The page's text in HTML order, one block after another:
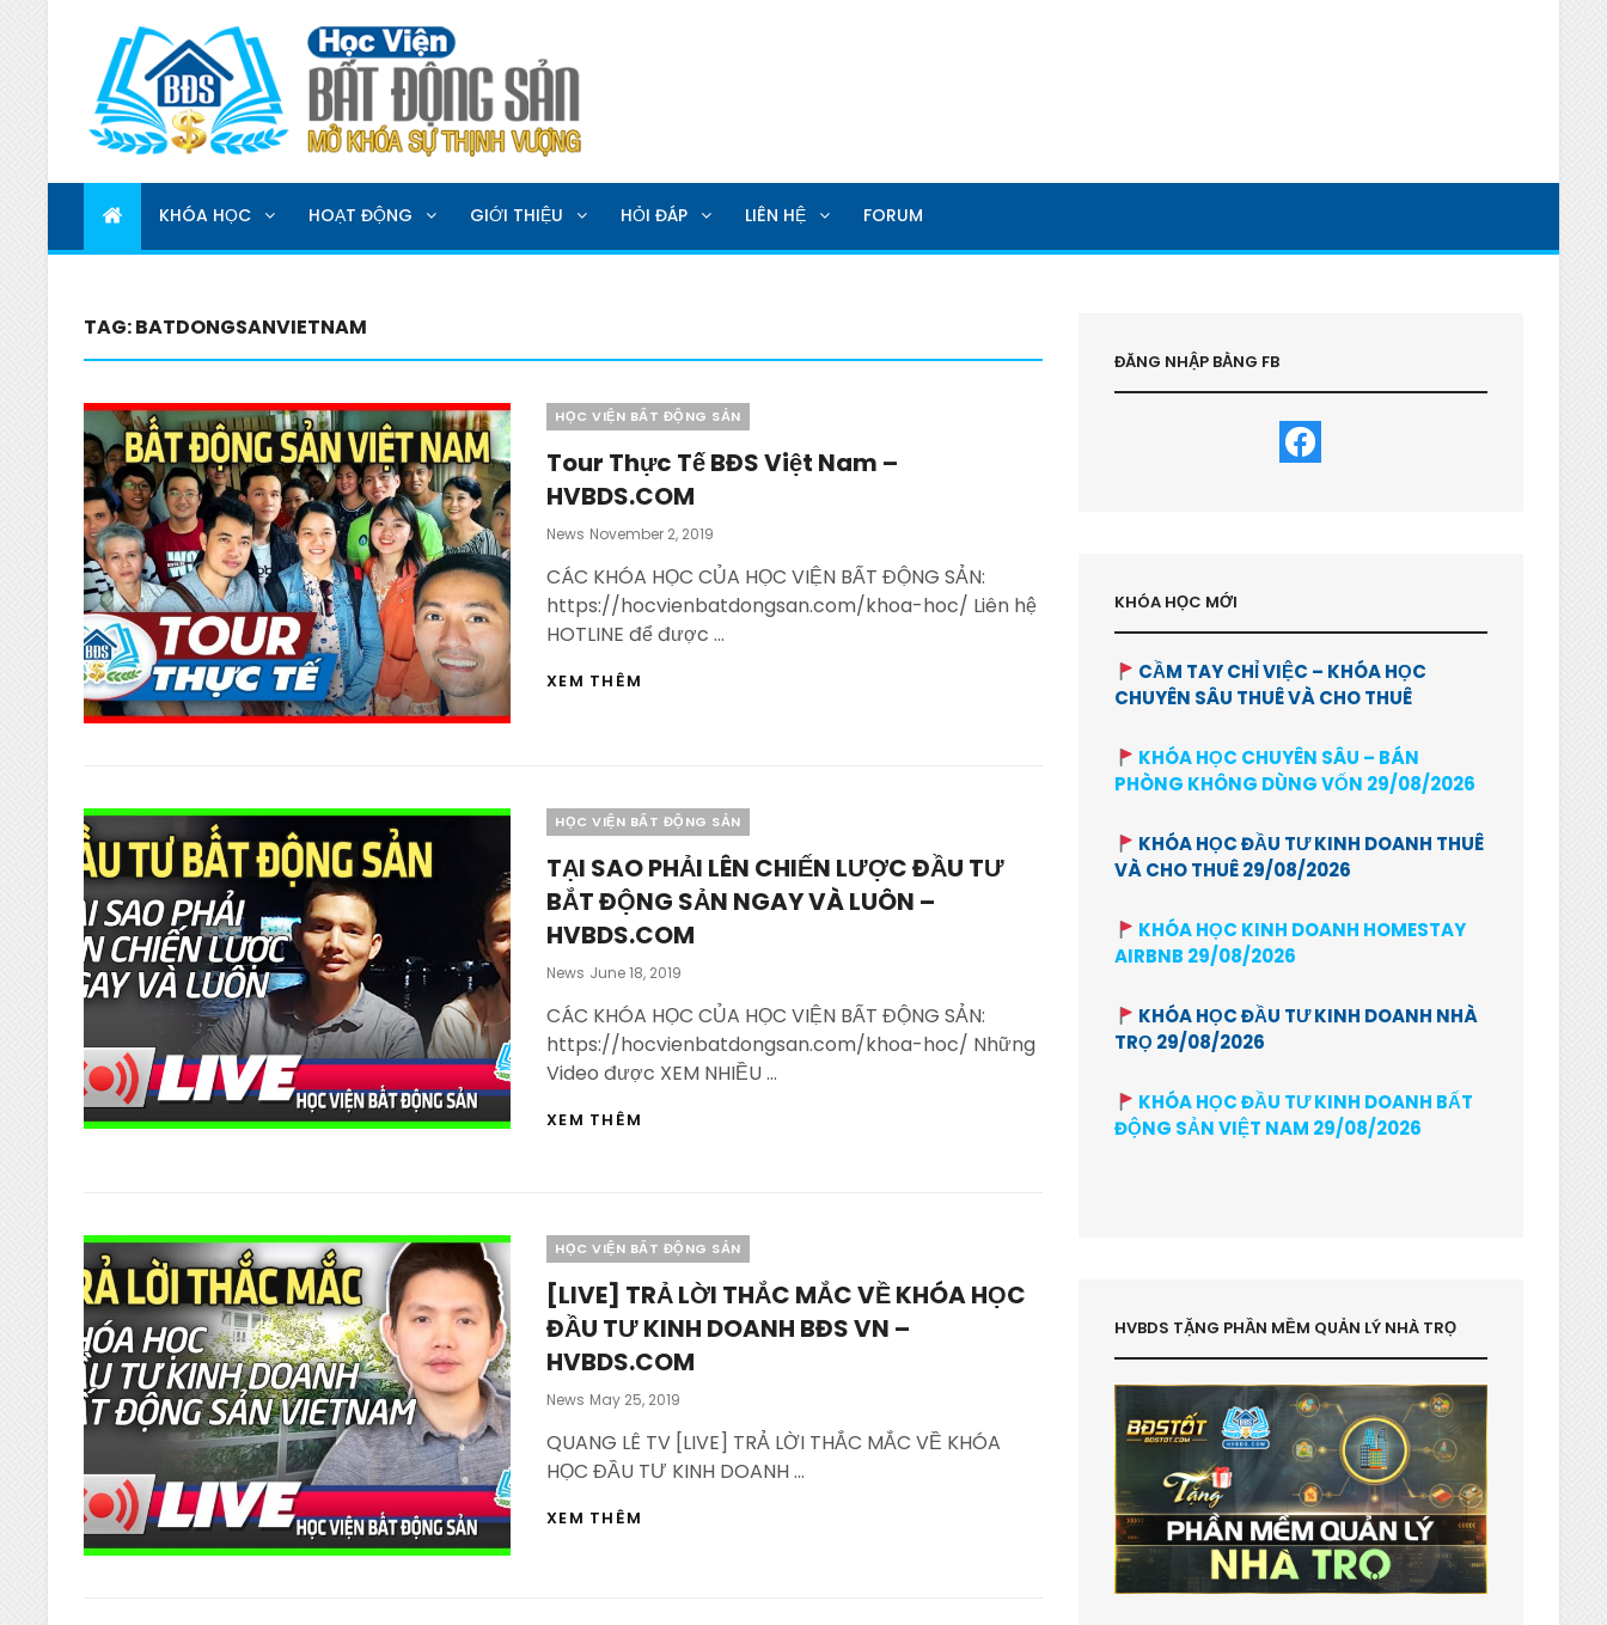
HỌC VIỆN BẤT ĐỘNG SẢN
MỞ KHOÁ SỰ THỊNH VƯỢNG
KHÓA HỌC HOẠT ĐỘNG GIỚI THIỆU HỎI ĐÁP LIÊN HỆ FORUM
TAG:BATDONGSANVIETNAM
Categories
HỌC VIỆN BẤT ĐỘNG SẢN
Tour Thực Tế BĐS Việt Nam –
HVBDS.COM
News Posted
November 2, 2019
CÁC KHÓA HỌC CỦA HỌC VIỆN BẤT ĐỘNG SẢN:
https://hocvienbatdongsan.com/khoa-hoc/ Liên hệ
HOTLINE để được …
XEM THÊM
–
HVBDS.COM
Categories
HỌC VIỆN BẤT ĐỘNG SẢN
TẠI SAO PHẢI LÊN CHIẾN LƯỢC ĐẦU TƯ
BẮT ĐỘNG SẢN NGAY VÀ LUÔN –
HVBDS.COM
News Posted
June 18, 2019
CÁC KHÓA HỌC CỦA HỌC VIỆN BẤT ĐỘNG SẢN:
https://hocvienbatdongsan.com/khoa-hoc/ Những
Video được XEM NHIỀU …
XEM THÊM
ĐẦU
BẮT
ĐỘNG
SẢN
NGAY
LUÔN
–
HVBDS.COM
Categories
HỌC VIỆN BẤT ĐỘNG SẢN
[LIVE] TRẢ LỜI THẮC MẮC VỀ KHÓA HỌC
ĐẦU TƯ KINH DOANH BĐS VN –
HVBDS.COM
News Posted
May 25, 2019
QUANG LÊ TV [LIVE] TRẢ LỜI THẮC MẮC VỀ KHÓA
HỌC ĐẦU TƯ KINH DOANH …
XEM THÊM
ĐĂNG NHẬP BẰNG FB
KHÓA HỌC MỚI
CẦM TAY CHỈ VIỆC – KHÓA HỌC
CHUYÊN SÂU THUÊ VÀ CHO THUÊ
KHÓA HỌC CHUYÊN SÂU – BÁN
PHÒNG KHÔNG DÙNG VỐN 29/08/2026
KHÓA HỌC ĐẦU TƯ KINH DOANH THUÊ
VÀ CHO THUÊ 29/08/2026
KHÓA HỌC KINH DOANH HOMESTAY
AIRBNB 29/08/2026
KHÓA HỌC ĐẦU TƯ KINH DOANH NHÀ
TRỌ 29/08/2026
KHÓA HỌC ĐẦU TƯ KINH DOANH BẤT
ĐỘNG SẢN VIỆT NAM 29/08/2026
HVBDS TẶNG PHẦN MỀM QUẢN LÝ NHÀ TRỌ